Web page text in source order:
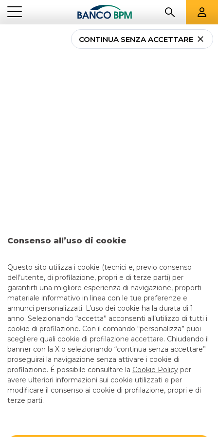
049052
CONTATTI
Tel: 054437245
Email: centroimprese.04905@pec.bancobpmspa.it
LINK UTILI
CONTATTI E FILIALI
LAVORA CON NOI
TERZO SETTORE
CONTINUA SENZA ACCETTARE
Consenso all’uso di cookie
Questo sito utilizza i cookie (tecnici e, previo consenso
dell’utente, di profilazione, propri e di terze parti) per
garantirti una migliore esperienza di navigazione, proporti
materiale informativo in linea con le tue preferenze e
annunci personalizzati. L’uso dei cookie ha la durata di 1
anno. Selezionando “accetta” acconsenti all’utilizzo di tutti i
cookie di profilazione. Con il comando “personalizza” puoi
scegliere quali cookie di profilazione accettare. Chiudendo il
banner con la X o selezionando “continua senza accettare”
proseguirai la navigazione senza attivare i cookie di
profilazione. É possibile consultare la Cookie Policy per
avere ulteriori informazioni sui cookie utilizzati e per
modificare il consenso ai cookie di profilazione, propri e di
terze parti.